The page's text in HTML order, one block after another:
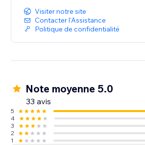
Visiter notre site
Contacter l'Assistance
Politique de confidentialité
Note moyenne 5.0
33 avis
5
4
3
2
1